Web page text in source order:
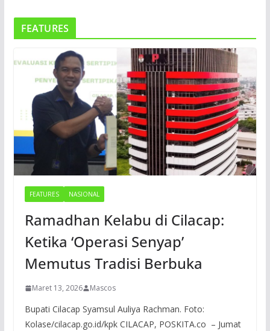
FEATURES
FEATURES NASIONAL
Ramadhan Kelabu di Cilacap:
Ketika ‘Operasi Senyap’
Memutus Tradisi Berbuka
Maret 13, 2026 Mascos
Bupati Cilacap Syamsul Auliya Rachman. Foto:
Kolase/cilacap.go.id/kpk CILACAP, POSKITA.co – Jumat